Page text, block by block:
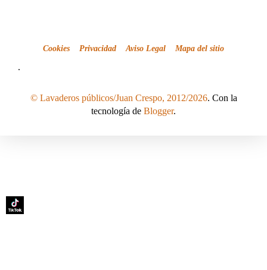
Cookies Privacidad Aviso Legal Mapa del sitio
.
© Lavaderos públicos/Juan Crespo, 2012/2026. Con la
tecnología de Blogger.